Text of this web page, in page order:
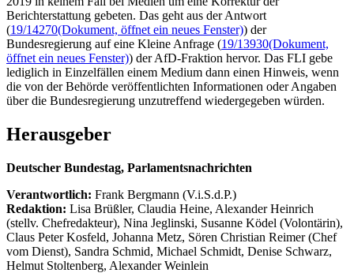
Berichterstattung gebeten. Das geht aus der Antwort
(19/14270(Dokument, öffnet ein neues Fenster)) der
Bundesregierung auf eine Kleine Anfrage (19/13930(Dokument,
öffnet ein neues Fenster)) der AfD-Fraktion hervor. Das FLI gebe
lediglich in Einzelfällen einem Medium dann einen Hinweis, wenn
die von der Behörde veröffentlichten Informationen oder Angaben
über die Bundesregierung unzutreffend wiedergegeben würden.
Herausgeber
Deutscher Bundestag, Parlamentsnachrichten
Verantwortlich: Frank Bergmann (V.i.S.d.P.)
Redaktion: Lisa Brüßler, Claudia Heine, Alexander Heinrich
(stellv. Chefredakteur), Nina Jeglinski, Susanne Ködel (Volontärin),
Claus Peter Kosfeld, Johanna Metz, Sören Christian Reimer (Chef
vom Dienst), Sandra Schmid, Michael Schmidt, Denise Schwarz,
Helmut Stoltenberg, Alexander Weinlein